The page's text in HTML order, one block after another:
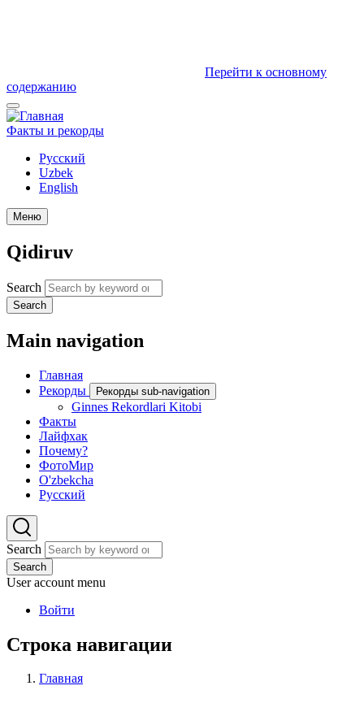
Перейти к основному
содержанию
Факты и рекорды
Русский
Uzbek
English
Меню
Qidiruv
Search
Search
Main navigation
Главная
Рекорды
Рекорды sub-navigation
Ginnes Rekordlari Kitobi
Факты
Лайфхак
Почему?
ФотоМир
O'zbekcha
Русский
Search
Search
User account menu
Войти
Строка навигации
Главная